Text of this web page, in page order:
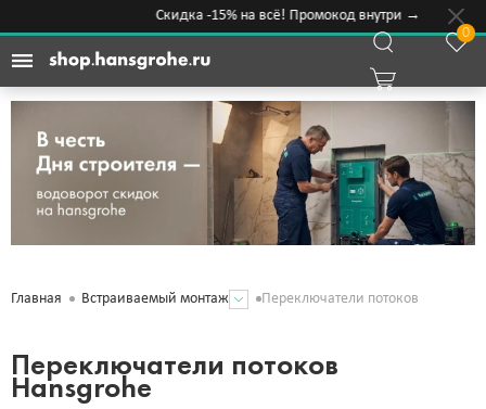
Скидка -15% на всё! Промокод внутри →
0
Главная Встраиваемый монтаж Переключатели потоков
Переключатели потоков
Hansgrohe